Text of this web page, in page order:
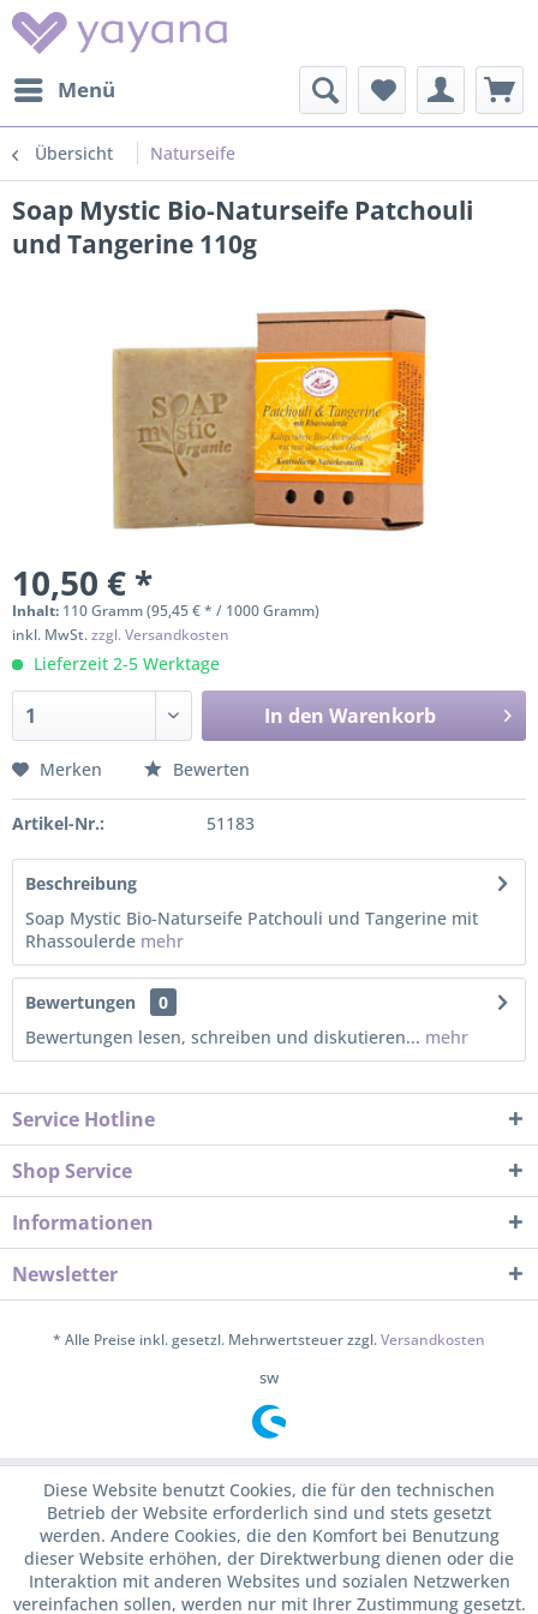
Menü
Übersicht Naturseife
Soap Mystic Bio-Naturseife Patchouli
und Tangerine 110g
10,50 € *
Inhalt: 110 Gramm (95,45 € * / 1000 Gramm)
inkl. MwSt.zzgl. Versandkosten
Lieferzeit 2-5 Werktage
In den Warenkorb
Merken Bewerten
Artikel-Nr.: 51183
Beschreibung
Soap Mystic Bio-Naturseife Patchouli und Tangerine mit
Rhassoulerde mehr
Bewertungen
0
Bewertungen lesen, schreiben und diskutieren... mehr
Service Hotline
Shop Service
Informationen
Newsletter
* Alle Preise inkl. gesetzl. Mehrwertsteuer zzgl.Versandkosten
sw
Diese Website benutzt Cookies, die für den technischen
Betrieb der Website erforderlich sind und stets gesetzt
werden. Andere Cookies, die den Komfort bei Benutzung
dieser Website erhöhen, der Direktwerbung dienen oder die
Interaktion mit anderen Websites und sozialen Netzwerken
vereinfachen sollen, werden nur mit Ihrer Zustimmung gesetzt.